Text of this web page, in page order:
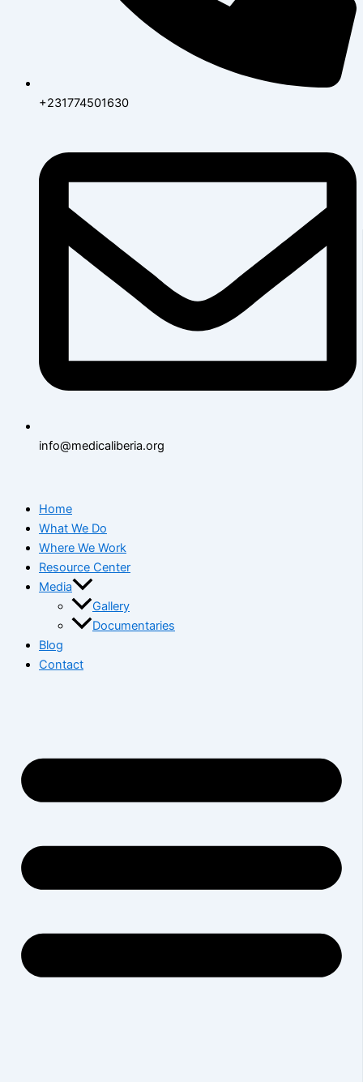
+231774501630
info@medicaliberia.org
Home
What We Do
Where We Work
Resource Center
Media
Gallery
Documentaries
Blog
Contact